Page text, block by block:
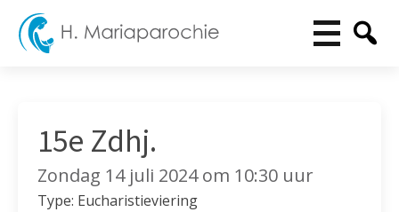
15e Zdhj.
Zondag 14 juli 2024 om 10:30 uur
Type: Eucharistieviering